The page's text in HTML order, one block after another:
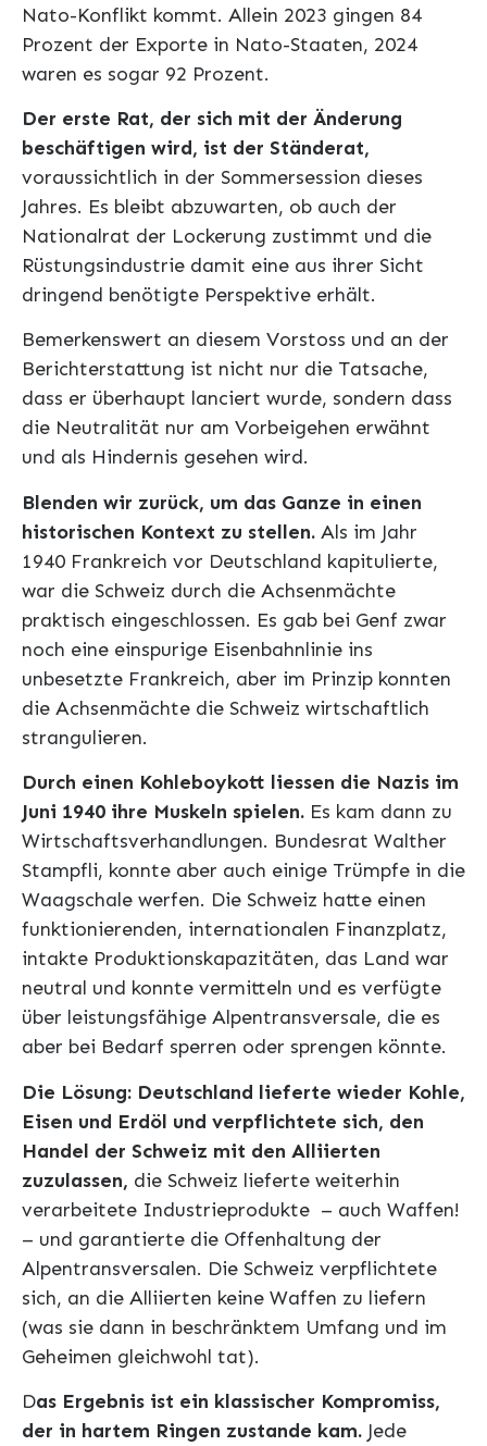
Nato-Konflikt kommt. Allein 2023 gingen 84
Prozent der Exporte in Nato-Staaten, 2024
waren es sogar 92 Prozent.
Der erste Rat, der sich mit der Änderung
beschäftigen wird, ist der Ständerat,
voraussichtlich in der Sommersession dieses
Jahres. Es bleibt abzuwarten, ob auch der
Nationalrat der Lockerung zustimmt und die
Rüstungsindustrie damit eine aus ihrer Sicht
dringend benötigte Perspektive erhält.
Bemerkenswert an diesem Vorstoss und an der
Berichterstattung ist nicht nur die Tatsache,
dass er überhaupt lanciert wurde, sondern dass
die Neutralität nur am Vorbeigehen erwähnt
und als Hindernis gesehen wird.
Blenden wir zurück, um das Ganze in einen
historischen Kontext zu stellen. Als im Jahr
1940 Frankreich vor Deutschland kapitulierte,
war die Schweiz durch die Achsenmächte
praktisch eingeschlossen. Es gab bei Genf zwar
noch eine einspurige Eisenbahnlinie ins
unbesetzte Frankreich, aber im Prinzip konnten
die Achsenmächte die Schweiz wirtschaftlich
strangulieren.
Durch einen Kohleboykott liessen die Nazis im
Juni 1940 ihre Muskeln spielen. Es kam dann zu
Wirtschaftsverhandlungen. Bundesrat Walther
Stampfli, konnte aber auch einige Trümpfe in die
Waagschale werfen. Die Schweiz hatte einen
funktionierenden, internationalen Finanzplatz,
intakte Produktionskapazitäten, das Land war
neutral und konnte vermitteln und es verfügte
über leistungsfähige Alpentransversale, die es
aber bei Bedarf sperren oder sprengen könnte.
Die Lösung: Deutschland lieferte wieder Kohle,
Eisen und Erdöl und verpflichtete sich, den
Handel der Schweiz mit den Alliierten
zuzulassen, die Schweiz lieferte weiterhin
verarbeitete Industrieprodukte – auch Waffen!
– und garantierte die Offenhaltung der
Alpentransversalen. Die Schweiz verpflichtete
sich, an die Alliierten keine Waffen zu liefern
(was sie dann in beschränktem Umfang und im
Geheimen gleichwohl tat).
Das Ergebnis ist ein klassischer Kompromiss,
der in hartem Ringen zustande kam. Jede